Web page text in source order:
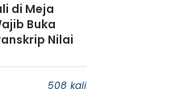
di Meja
Buka
Nilai
508 kali